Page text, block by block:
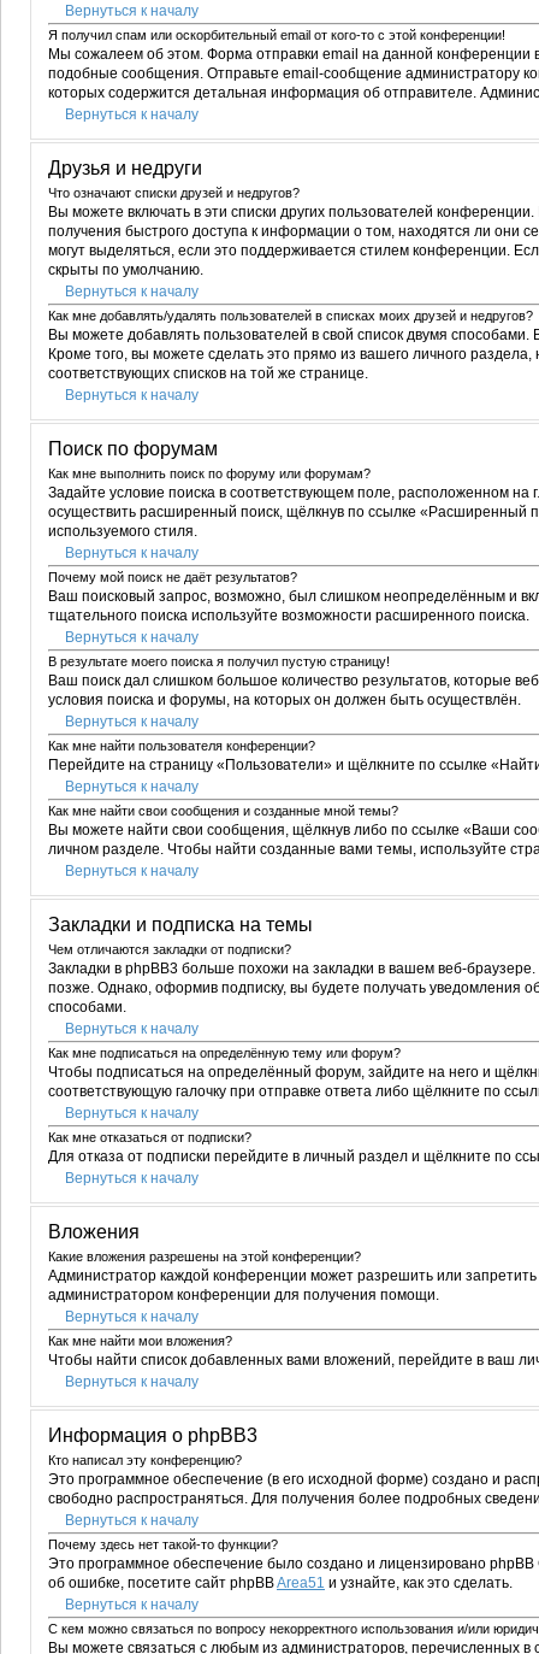
Вернуться к началу
Я получил спам или оскорбительный email от кого-то с этой конференции!
Мы сожалеем об этом. Форма отправки email на данной конференции
подобные сообщения. Отправьте email-сообщение администратору
которых содержится детальная информация об отправителе.
Вернуться к началу
Друзья и недруги
Что означают списки друзей и недругов?
Вы можете включать в эти списки других пользователей
получения быстрого доступа к информации о том, находятся ли они
могут выделяться, если это поддерживается стилем конференции.
скрыты по умолчанию.
Вернуться к началу
Как мне добавлять/удалять пользователей в списках моих друзей и недругов?
Вы можете добавлять пользователей в свой список двумя
Кроме того, вы можете сделать это прямо из вашего личного
соответствующих списков на той же странице.
Вернуться к началу
Поиск по форумам
Как мне выполнить поиск по форуму или форумам?
Задайте условие поиска в соответствующем поле, расположенном
осуществить расширенный поиск, щёлкнув по ссылке «Расширенный
используемого стиля.
Вернуться к началу
Почему мой поиск не даёт результатов?
Ваш поисковый запрос, возможно, был слишком неопределённым и
тщательного поиска используйте возможности расширенного поиска.
Вернуться к началу
В результате моего поиска я получил пустую страницу!
Ваш поиск дал слишком большое количество результатов, которые
условия поиска и форумы, на которых он должен быть осуществлён.
Вернуться к началу
Как мне найти пользователя конференции?
Перейдите на страницу «Пользователи» и щёлкните по ссылке
Вернуться к началу
Как мне найти свои сообщения и созданные мной темы?
Вы можете найти свои сообщения, щёлкнув либо по ссылке «Ваши
личном разделе. Чтобы найти созданные вами темы, используйте
Вернуться к началу
Закладки и подписка на темы
Чем отличаются закладки от подписки?
Закладки в phpBB3 больше похожи на закладки в вашем веб-
позже. Однако, оформив подписку, вы будете получать
способами.
Вернуться к началу
Как мне подписаться на определённую тему или форум?
Чтобы подписаться на определённый форум, зайдите на него и
соответствующую галочку при отправке ответа либо щёлкните по
Вернуться к началу
Как мне отказаться от подписки?
Для отказа от подписки перейдите в личный раздел и щёлкните по
Вернуться к началу
Вложения
Какие вложения разрешены на этой конференции?
Администратор каждой конференции может разрешить или
администратором конференции для получения помощи.
Вернуться к началу
Как мне найти мои вложения?
Чтобы найти список добавленных вами вложений, перейдите в ваш
Вернуться к началу
Информация о phpBB3
Кто написал эту конференцию?
Это программное обеспечение (в его исходной форме) создано и
свободно распространяться. Для получения более подробных
Вернуться к началу
Почему здесь нет такой-то функции?
Это программное обеспечение было создано и лицензировано
об ошибке, посетите сайт phpBBArea51 и узнайте, как это сделать.
Вернуться к началу
С кем можно связаться по вопросу некорректного использования и/или
Вы можете связаться с любым из администраторов, перечисленных